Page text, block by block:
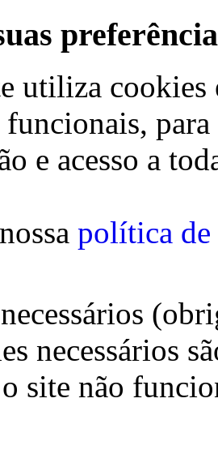
utiliza cookies
e acesso a
política de
necessários
site não